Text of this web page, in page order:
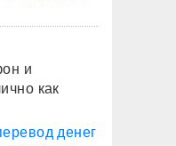
и
как
денег